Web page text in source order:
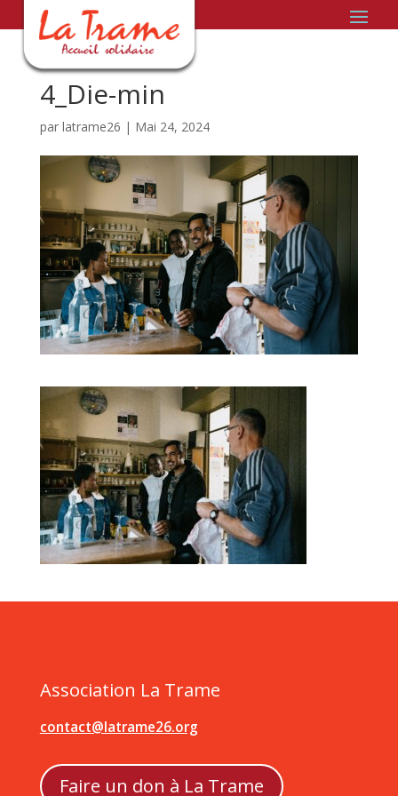
4_Die-min
par latrame26 | Mai 24, 2024
Association La Trame
contact@latrame26.org
Faire un don à La Trame